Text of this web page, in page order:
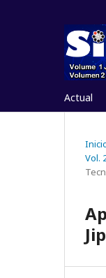
Actual
Vol.